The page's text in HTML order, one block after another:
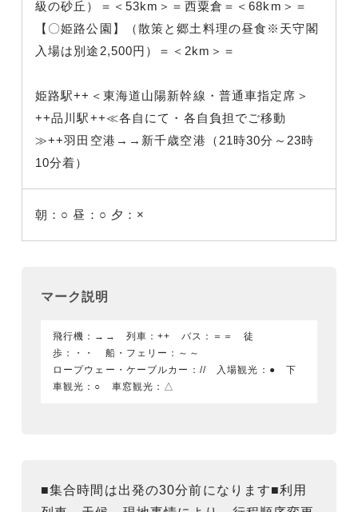
級の砂丘）＝＜53km＞＝西粟倉＝＜68km＞＝
【〇姫路公園】（散策と郷土料理の昼食※天守閣
入場は別途2,500円）＝＜2km＞＝
姫路駅++＜東海道山陽新幹線・普通車指定席＞
++品川駅++≪各自にて・各自負担でご移動
≫++羽田空港→→新千歳空港（21時30分～23時
10分着）
朝：○ 昼：○ 夕：×
マーク説明
飛行機：→→ 列車：++ バス：＝＝ 徒
歩：・・ 船・フェリー：～～
ロープウェー・ケーブルカー：// 入場観光：● 下
車観光：○ 車窓観光：△
■集合時間は出発の30分前になります■利用